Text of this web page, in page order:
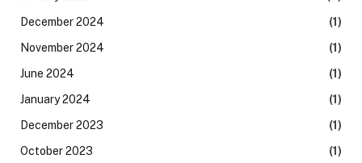
December 2024
(1)
November 2024
(1)
June 2024
(1)
January 2024
(1)
December 2023
(1)
October 2023
(1)